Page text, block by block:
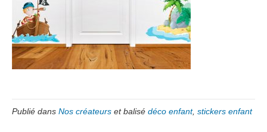
Publié dans Nos créateurs et balisé déco enfant, stickers enfant